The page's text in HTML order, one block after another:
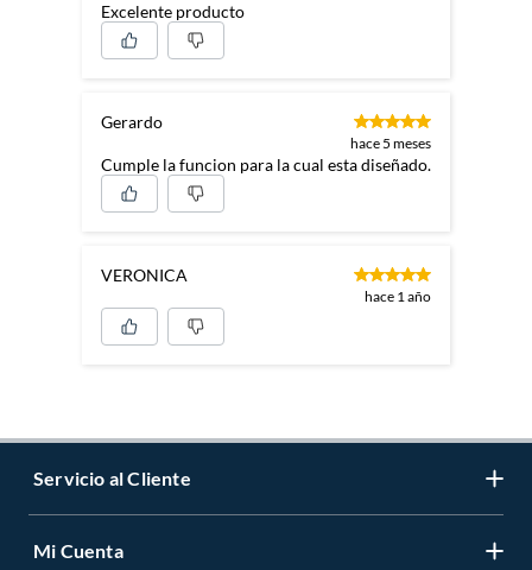
Excelente producto
Gerardo
hace 5 meses
Cumple la funcion para la cual esta diseñado.
VERONICA
hace 1 año
Servicio al Cliente
Contáctanos
Mi Cuenta